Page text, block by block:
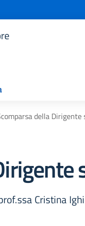
della
Cristina